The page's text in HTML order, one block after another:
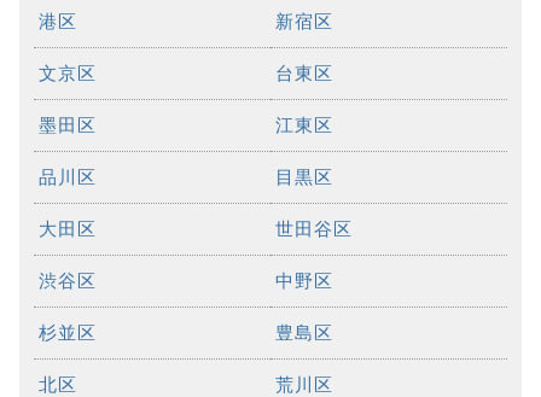
港区 新宿区
文京区 台東区
墨田区 江東区
品川区 目黒区
大田区 世田谷区
渋谷区 中野区
杉並区 豊島区
北区 荒川区